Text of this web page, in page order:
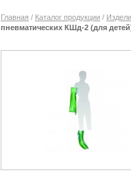
Главная / Каталог продукции /
пневматических КШд-2 (для